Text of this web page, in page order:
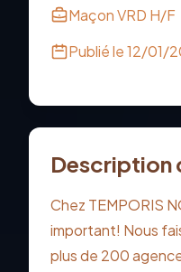
Maçon VRD H/F
Publié le12/01/
Description
Chez TEMPORIS
important! Nous
plus de 200